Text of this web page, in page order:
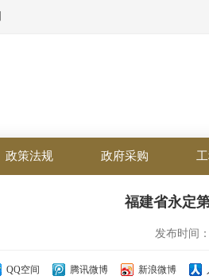
政策法规 政府采购
福建省永定
发布时间
QQ空间 腾讯微博 新浪微博